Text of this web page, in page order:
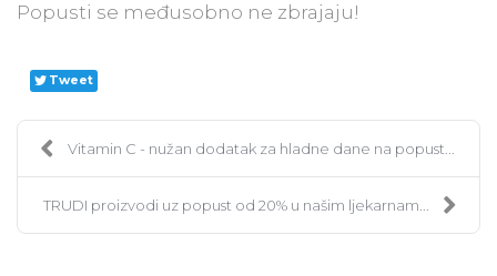
Popusti se međusobno ne zbrajaju!
Tweet
Vitamin C - nužan dodatak za hladne dane na popust...
TRUDI proizvodi uz popust od 20% u našim ljekarnam...